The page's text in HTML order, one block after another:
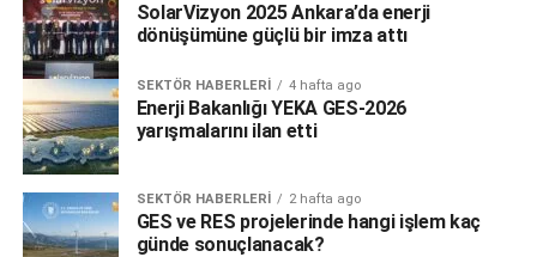
SolarVizyon 2025 Ankara’da enerji
dönüşümüne güçlü bir imza attı
SEKTÖR HABERLERI 4 hafta ago
Enerji Bakanlığı YEKA GES-2026
yarışmalarını ilan etti
SEKTÖR HABERLERI 2 hafta ago
GES ve RES projelerinde hangi işlem kaç
günde sonuçlanacak?